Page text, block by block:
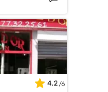
4.2